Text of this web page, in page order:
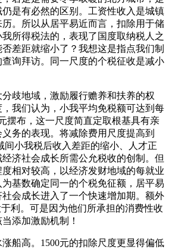
是有必然的区别。工资性收入是城镇
。所以从居平易近而言，扣除用于储
所得税法的，表现了国度取纳税人之
差距就缩小了？我想这是指点我们制
询拜访。同一尺度的个税征收是减小
地域，激励履行赡养和扶养的权
我们认为，小我平均免税额可达到每
摆布，这一尺度简直定取根基具有亲
务的表现。将减除费用尺度提高到
间小我税后收入差距的缩小、人才正
济社会成长所需公允税收的创制。但
相对较高，以经济发财地域的每就业
基数确定同一的个税免征额，居平易
会成长进入了一个快速增加期。额外
利。可是因为他们所承担的消费性收
添加激励机制！
高。1500元的扣除尺度更显得偏低